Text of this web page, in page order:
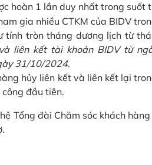
hoàn 1 lần duy nhất trong suốt
gia nhiều CTKM của BIDV
tính tròn tháng dương lịch từ
liên kết tài khoản BIDV từ
31/10/2024.
hủy liên kết và liên kết lại
đầu tiên.
Tổng đài Chăm sóc khách